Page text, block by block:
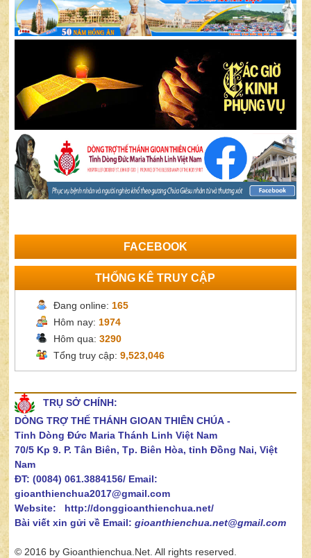
FACEBOOK
THỐNG KÊ TRUY CẬP
Đang online: 165
Hôm nay: 1974
Hôm qua:3290
Tổng truy cập:9,523,046
TRỤ SỞ CHÍNH:
DÒNG TRỢ THẾ THÁNH GIOAN THIÊN CHÚA -
Tỉnh Dòng Đức Maria Thánh Linh Việt Nam
70/5 Kp 9. P. Tân Biên, Tp. Biên Hòa, tỉnh Đồng Nai, Việt
Nam
ĐT: (0084) 061.3884156/ Email:
gioanthienchua2017@gmail.com
Website: http://donggioanthienchua.net/
Bài viết xin gửi về Email:gioanthienchua.net@gmail.com
© 2016 by Gioanthienchua.Net. All rights reserved.